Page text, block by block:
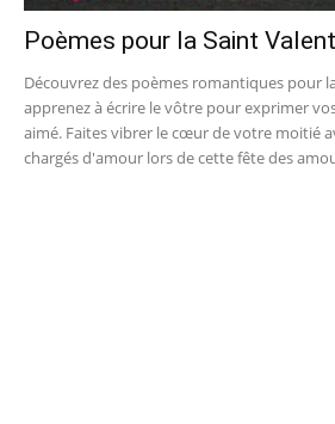
Poèmes pour la Saint
Découvrez des poèmes romantiques pour
apprenez à écrire le vôtre pour exprimer
aimé. Faites vibrer le cœur de votre moitié
chargés d'amour lors de cette fête des